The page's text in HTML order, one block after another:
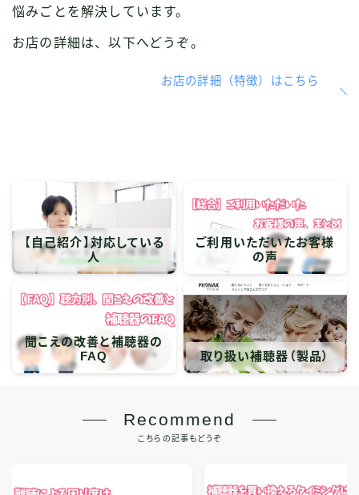
悩みごとを解決しています。
お店の詳細は、以下へどうぞ。
お店の詳細（特徴）はこちら
【自己紹介】対応している
人
ご利用いただいたお客様
の声
聞こえの改善と補聴器の
FAQ
取り扱い補聴器（製品）
Recommend
こちらの記事もどうぞ